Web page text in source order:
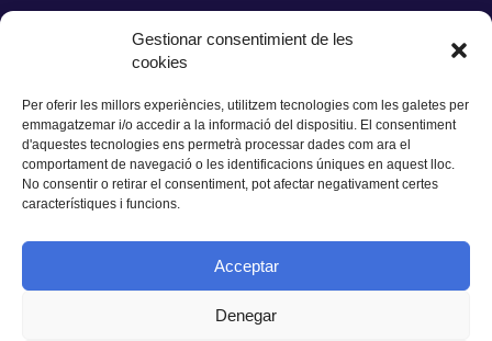
Gestionar consentimient de les
cookies
Per oferir les millors experiències, utilitzem tecnologies com les galetes per
emmagatzemar i/o accedir a la informació del dispositiu. El consentiment
d'aquestes tecnologies ens permetrà processar dades com ara el
comportament de navegació o les identificacions úniques en aquest lloc.
No consentir o retirar el consentiment, pot afectar negativament certes
característiques i funcions.
Acceptar
Denegar
Parc Mediterrani de la Tecnologia (PMT)
del Baix Llobregat – UPC
Tel.:+34 93 280 2088
Fax:+34 93 280 6395
E-mail:ieec@ieec.cat
CONTACTE